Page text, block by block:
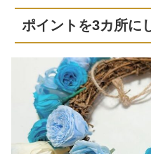
ポイントを3カ所に